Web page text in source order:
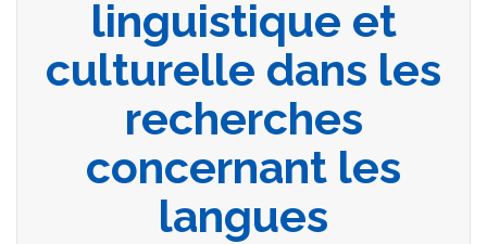
linguistique et
culturelle dans les
recherches
concernant les
langues